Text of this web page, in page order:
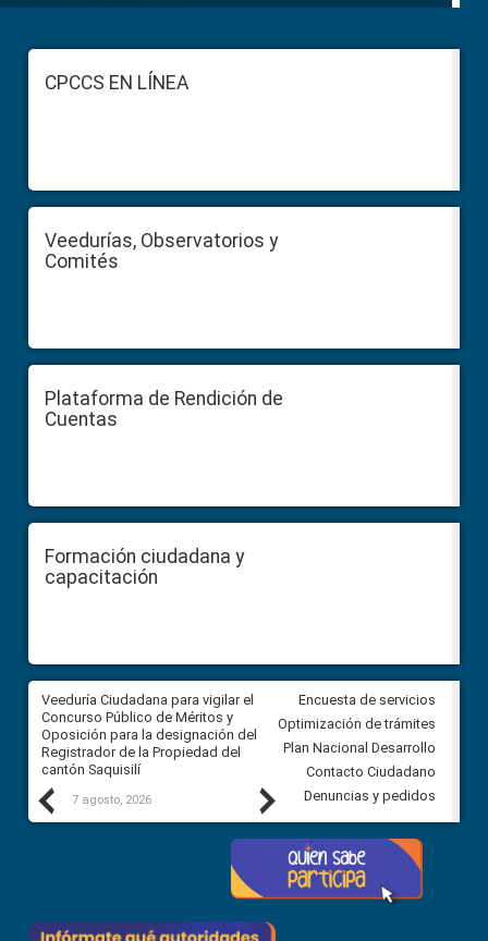
FooterCPCCS EN LÍNEA
Veedurías, Observatorios y
Comités
Plataforma de Rendición de
Cuentas
Formación ciudadana y
capacitación
Previous
Veeduría Ciudadana para vigilar el
Concurso Público de Méritos y
Oposición para la designación del
Registrador de la Propiedad del
cantón Saquisilí
7 agosto, 2026
Veeduría Ciudadana para
construcción del asfaltado de
Ballenita del cantón Santa
7 agosto, 2026
Next
Encuesta de servicios
Optimización de trámites
Plan Nacional Desarrollo
Contacto Ciudadano
Denuncias y pedidos